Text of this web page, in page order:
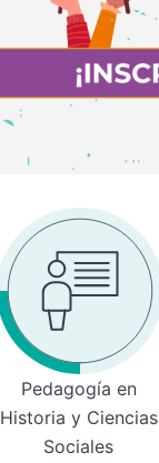
Pedagogía en
Historia y Ciencias
Sociales